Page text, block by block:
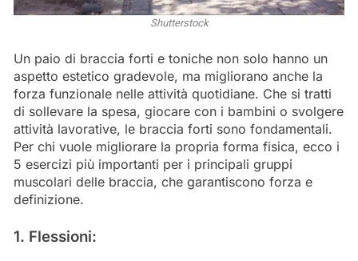
Shutterstock
Un paio di braccia forti e toniche non solo hanno un
aspetto estetico gradevole, ma migliorano anche la
forza funzionale nelle attività quotidiane. Che si tratti
di sollevare la spesa, giocare con i bambini o svolgere
attività lavorative, le braccia forti sono fondamentali.
Per chi vuole migliorare la propria forma fisica, ecco i
5 esercizi più importanti per i principali gruppi
muscolari delle braccia, che garantiscono forza e
definizione.
1. Flessioni: